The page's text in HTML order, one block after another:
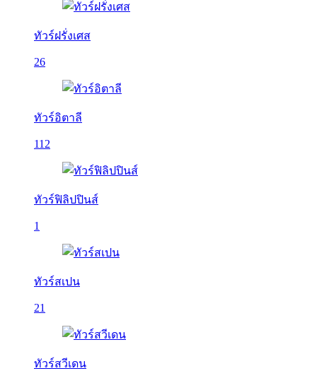
ทัวร์ฝรั่งเศส
26
ทัวร์อิตาลี
112
ทัวร์ฟิลิปปินส์
1
ทัวร์สเปน
21
ทัวร์สวีเดน